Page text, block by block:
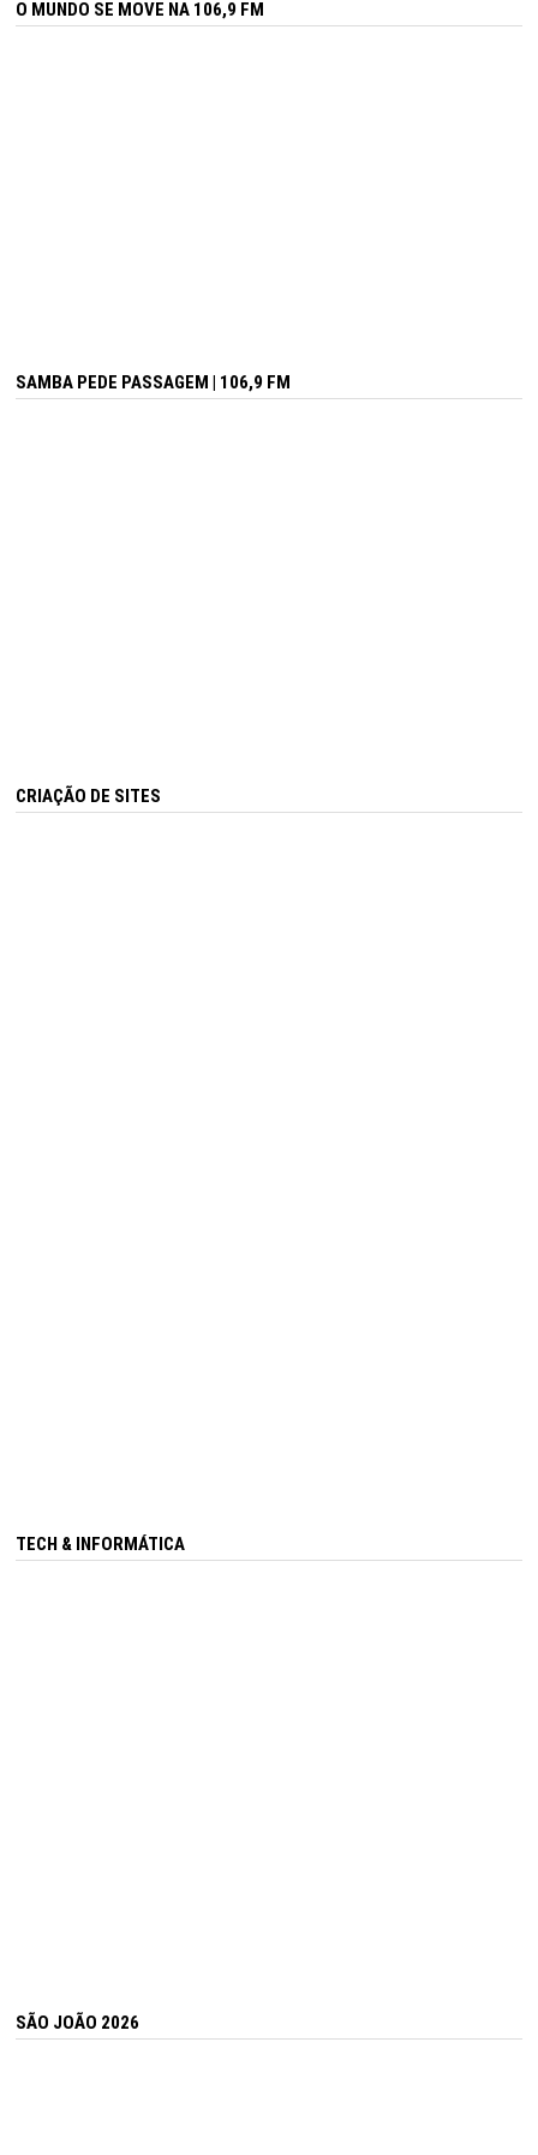
O MUNDO SE MOVE NA 106,9 FM
SAMBA PEDE PASSAGEM | 106,9 FM
CRIAÇÃO DE SITES
TECH & INFORMÁTICA
SÃO JOÃO 2026